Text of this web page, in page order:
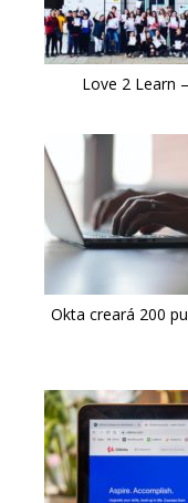
Love 2 Learn
Okta creará 200